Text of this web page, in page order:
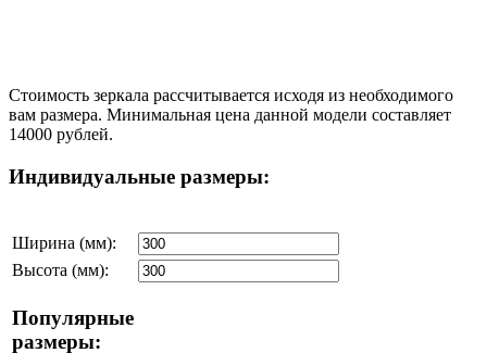
Стоимость зеркала рассчитывается исходя из необходимого
вам размера. Минимальная цена данной модели составляет
14000 рублей.
Индивидуальные размеры:
Ширина (мм):
Высота (мм):
Популярные
размеры: